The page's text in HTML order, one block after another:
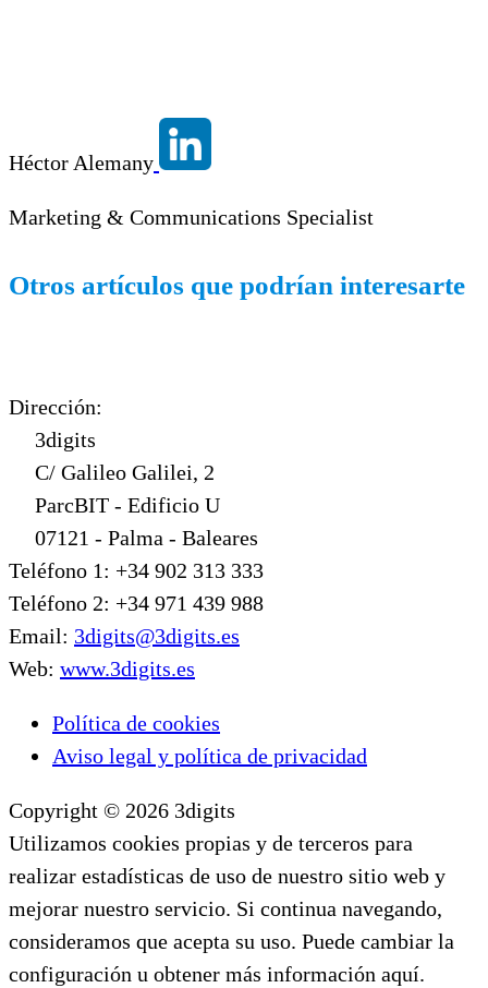
Héctor Alemany
Marketing & Communications Specialist
Otros artículos que podrían interesarte
Dirección:
3digits
C/ Galileo Galilei, 2
ParcBIT - Edificio U
07121 - Palma - Baleares
Teléfono 1: +34 902 313 333
Teléfono 2: +34 971 439 988
Email: 3digits@3digits.es
Web: www.3digits.es
Política de cookies
Aviso legal y política de privacidad
Copyright © 2026 3digits
Utilizamos cookies propias y de terceros para
realizar estadísticas de uso de nuestro sitio web y
mejorar nuestro servicio. Si continua navegando,
consideramos que acepta su uso. Puede cambiar la
configuración u obtener más información aquí.